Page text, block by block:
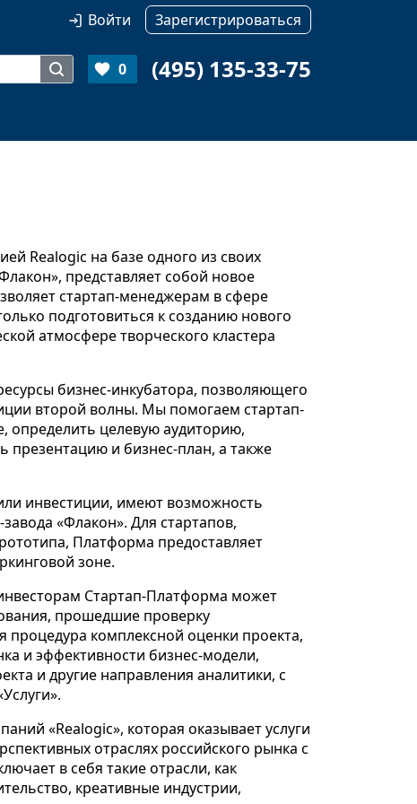
Войти Зарегистрироваться
0 (495) 135-33-75
Realogic на базе одного из своих
представляет собой новое
стартап-менеджерам в сфере
подготовиться к созданию нового
атмосфере творческого кластера
бизнес-инкубатора, позволяющего
второй волны. Мы помогаем стартап-
целевую аудиторию,
презентацию и бизнес-план, а также
инвестиции, имеют возможность
«Флакон». Для стартапов,
Платформа предоставляет
зоне.
Стартап-Платформа может
прошедшие проверку
комплексной оценки проекта,
и эффективности бизнес-модели,
и другие направления аналитики, с
«Realogic», которая оказывает услуги
отраслях российского рынка с
в себя такие отрасли, как
креативные индустрии,